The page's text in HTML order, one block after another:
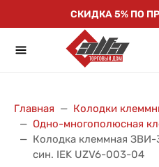
СКИДКА 5% ПО
Главная
Колодки
Одно-многополюсная
Колодка клеммная ЗВИ-
син. IEK UZV6-003-04